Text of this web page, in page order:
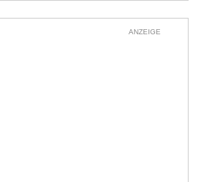
ANZEIGE